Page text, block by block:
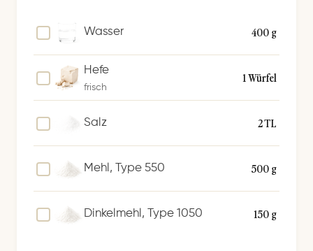
c
n
400 g
Wasser
1 Würfel
Hefe
frisch
2 TL
Salz
500 g
Mehl, Type 550
150 g
Dinkelmehl, Type 1050